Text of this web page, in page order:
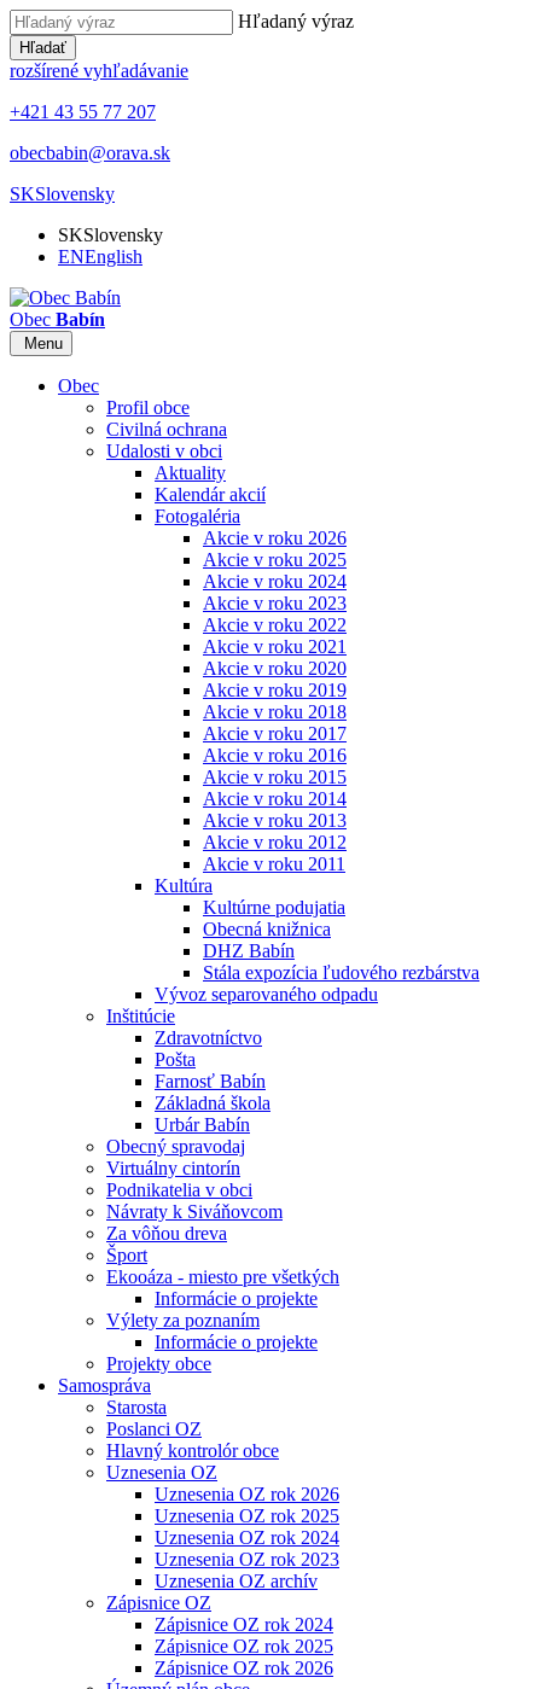
Hľadaný výraz
Hľadať
rozšírené vyhľadávanie
+421 43 55 77 207
obecbabin@orava.sk
SKSlovensky
SKSlovensky
ENEnglish
Obec Babín
Menu
Obec
Profil obce
Civilná ochrana
Udalosti v obci
Aktuality
Kalendár akcií
Fotogaléria
Akcie v roku 2026
Akcie v roku 2025
Akcie v roku 2024
Akcie v roku 2023
Akcie v roku 2022
Akcie v roku 2021
Akcie v roku 2020
Akcie v roku 2019
Akcie v roku 2018
Akcie v roku 2017
Akcie v roku 2016
Akcie v roku 2015
Akcie v roku 2014
Akcie v roku 2013
Akcie v roku 2012
Akcie v roku 2011
Kultúra
Kultúrne podujatia
Obecná knižnica
DHZ Babín
Stála expozícia ľudového rezbárstva
Vývoz separovaného odpadu
Inštitúcie
Zdravotníctvo
Pošta
Farnosť Babín
Základná škola
Urbár Babín
Obecný spravodaj
Virtuálny cintorín
Podnikatelia v obci
Návraty k Siváňovcom
Za vôňou dreva
Šport
Ekooáza - miesto pre všetkých
Informácie o projekte
Výlety za poznaním
Informácie o projekte
Projekty obce
Samospráva
Starosta
Poslanci OZ
Hlavný kontrolór obce
Uznesenia OZ
Uznesenia OZ rok 2026
Uznesenia OZ rok 2025
Uznesenia OZ rok 2024
Uznesenia OZ rok 2023
Uznesenia OZ archív
Zápisnice OZ
Zápisnice OZ rok 2024
Zápisnice OZ rok 2025
Zápisnice OZ rok 2026